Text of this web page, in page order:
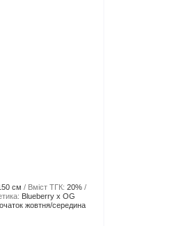
см Вміст ТГК: 20%
Blueberry x OG
жовтня/середина